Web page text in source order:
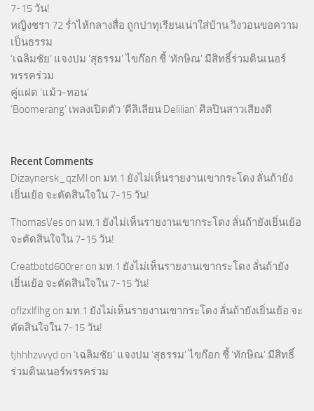
7-15 วัน!
หญิงชรา 72 ร่ำไห้กลางสื่อ ถูกปาทุเรียนเน่าใส่บ้าน วิงวอนขอความ
เป็นธรรม
‘เฉลิมชัย’ แจงปม ‘สุธรรม’ ไขก๊อก ชี้ ‘ทักษิณ’ มีสิทธิ์ร่วมดินเนอร์
พรรคร่วม
คู่แฝด ‘แม้ว-ทอน’
‘Boomerang’ เพลงเปิดตัว ‘ดีลิเลียน Delilian’ ศิลปินสาวเสียงดี
Recent Comments
Dizaynersk_qzMl on มท.1 ยังไม่เห็นรายงานเขากระโดง ลั่นถ้ายัง
เยิ่นเย้อ จะตัดสินใจใน 7-15 วัน!
ThomasVes on มท.1 ยังไม่เห็นรายงานเขากระโดง ลั่นถ้ายังเยิ่นเย้อ
จะตัดสินใจใน 7-15 วัน!
Creatbotd600rer on มท.1 ยังไม่เห็นรายงานเขากระโดง ลั่นถ้ายัง
เยิ่นเย้อ จะตัดสินใจใน 7-15 วัน!
oflzxlflhg on มท.1 ยังไม่เห็นรายงานเขากระโดง ลั่นถ้ายังเยิ่นเย้อ จะ
ตัดสินใจใน 7-15 วัน!
tjhhhzvvyd on ‘เฉลิมชัย’ แจงปม ‘สุธรรม’ ไขก๊อก ชี้ ‘ทักษิณ’ มีสิทธิ์
ร่วมดินเนอร์พรรคร่วม